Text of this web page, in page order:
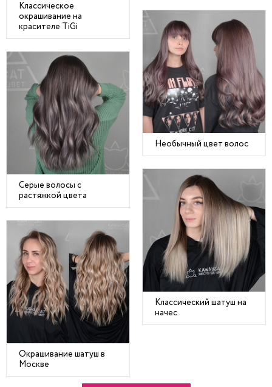
Классическое
окрашивание на
красителе TiGi
Необычный цвет волос
Серые волосы с
растяжкой цвета
Классический шатуш на
начес
Окрашивание шатуш в
Москве